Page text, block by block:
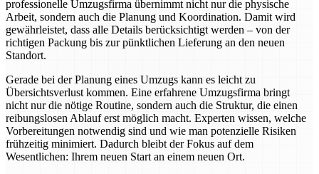
professionelle Umzugsfirma übernimmt nicht nur die physische
Arbeit, sondern auch die Planung und Koordination. Damit wird
gewährleistet, dass alle Details berücksichtigt werden – von der
richtigen Packung bis zur pünktlichen Lieferung an den neuen
Standort.
Gerade bei der Planung eines Umzugs kann es leicht zu
Übersichtsverlust kommen. Eine erfahrene Umzugsfirma bringt
nicht nur die nötige Routine, sondern auch die Struktur, die einen
reibungslosen Ablauf erst möglich macht. Experten wissen, welche
Vorbereitungen notwendig sind und wie man potenzielle Risiken
frühzeitig minimiert. Dadurch bleibt der Fokus auf dem
Wesentlichen: Ihrem neuen Start an einem neuen Ort.